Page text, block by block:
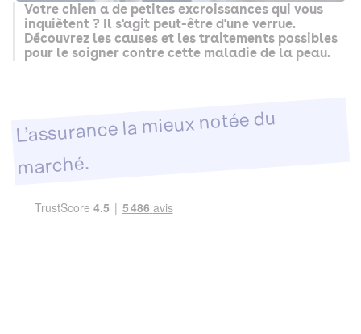
Votre chien a de petites excroissances qui vous
inquiètent ? Il s'agit peut-être d'une verrue.
Découvrez les causes et les traitements possibles
pour le soigner contre cette maladie de la peau.
L’assurance la mieux notée du
marché.